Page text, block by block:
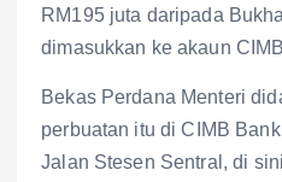
RM195 juta daripada
dimasukkan ke akaun
Bekas Perdana Menteri
perbuatan itu di CIMB
Jalan Stesen Sentral, di